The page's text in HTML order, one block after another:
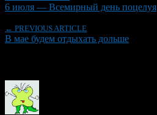
6 июля — Всемирный день поцелуя
← PREVIOUS ARTICLE
В мае будем отдыхать дольше